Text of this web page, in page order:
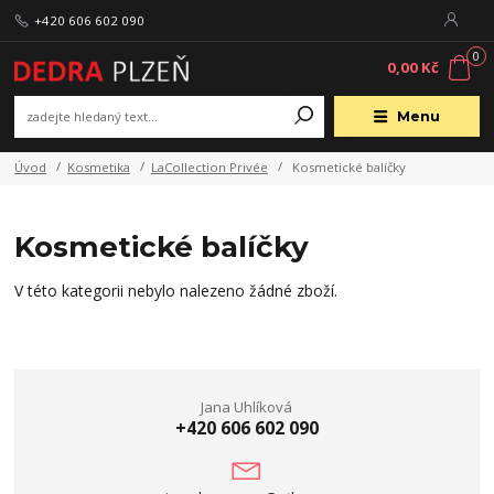
Menu
+420 606 602 090
0
0,00 Kč
Úvod Kosmetika LaCollection Privée Kosmetické balíčky
Kosmetické balíčky
V této kategorii nebylo nalezeno žádné zboží.
Jana Uhlíková
+420 606 602 090